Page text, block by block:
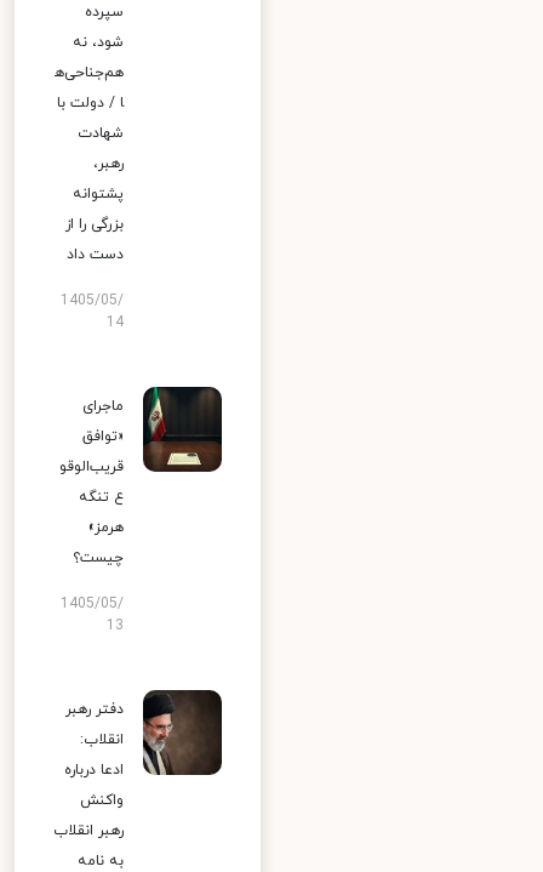
سپرده
شود، نه
هم‌جناحی‌ه
ا / دولت با
شهادت
رهبر،
پشتوانه
بزرگی را از
دست داد
1405/05/
14
ماجرای
«توافق
قریب‌الوقو
ع تنگه
هرمز»
چیست؟
1405/05/
13
دفتر رهبر
انقلاب:
ادعا درباره
واکنش
رهبر انقلاب
به نامه